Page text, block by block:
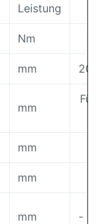
Leistung
Nm
mm
mm
mm
mm
mm -